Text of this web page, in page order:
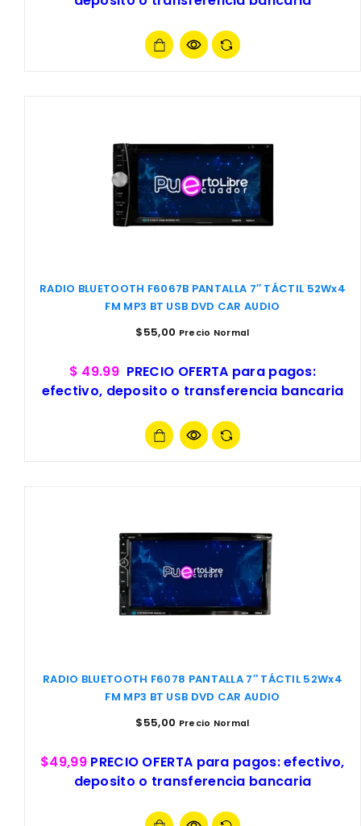
RADIO BLUETOOTH F6067B PANTALLA 7″ TÁCTIL 52Wx4
FM MP3 BT USB DVD CAR AUDIO
$55,00 Precio Normal
$ 49.99 PRECIO OFERTA para pagos:
efectivo, deposito o transferencia bancaria
RADIO BLUETOOTH F6078 PANTALLA 7″ TÁCTIL 52Wx4
FM MP3 BT USB DVD CAR AUDIO
$55,00 Precio Normal
$49,99 PRECIO OFERTA para pagos: efectivo,
deposito o transferencia bancaria